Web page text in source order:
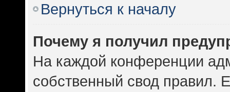
Вернуться к началу
Почему я получил
На каждой конференции
собственный свод правил.